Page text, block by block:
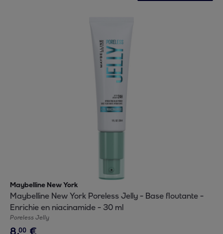
Maybelline New York
Maybelline New York Poreless Jelly - Base floutante -
Enrichie en niacinamide - 30 ml
Poreless Jelly
00